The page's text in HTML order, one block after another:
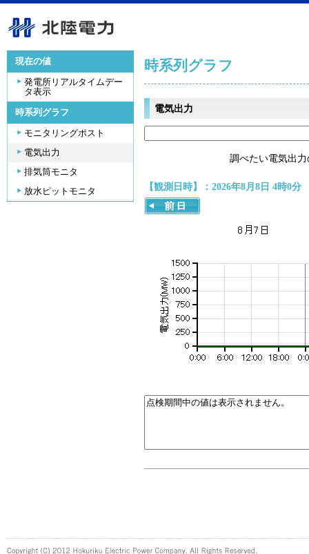
現在の値
発電所リアルタイムデー
タ表示
時系列グラフ
モニタリングポスト
電気出力
排気筒モニタ
放水ピットモニタ
時系列グラフ
電気出力
調べたい電気出
【観測日時】：2026年8月8日 4時0分